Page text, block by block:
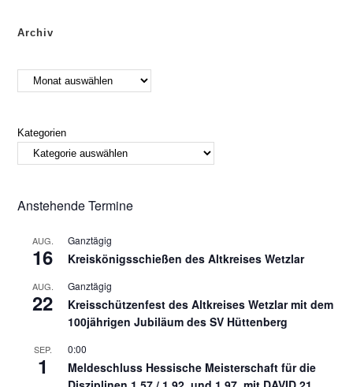
Archiv
Kategorien
Anstehende Termine
AUG.
16
Ganztägig
Kreiskönigsschießen des Altkreises Wetzlar
AUG.
22
Ganztägig
Kreisschützenfest des Altkreises Wetzlar mit dem
100jährigen Jubiläum des SV Hüttenberg
SEP.
1
0:00
Meldeschluss Hessische Meisterschaft für die